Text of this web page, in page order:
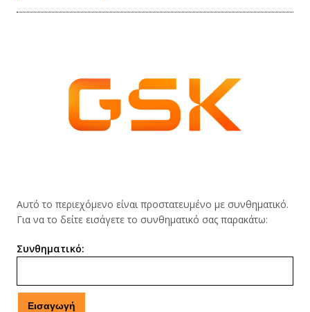
Αυτό το περιεχόμενο είναι προστατευμένο με συνθηματικό.
Για να το δείτε εισάγετε το συνθηματικό σας παρακάτω:
Συνθηματικό: